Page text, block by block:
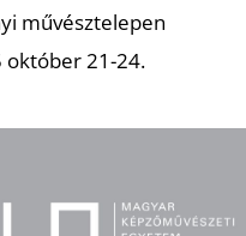
művésztelepen
október 21-24.